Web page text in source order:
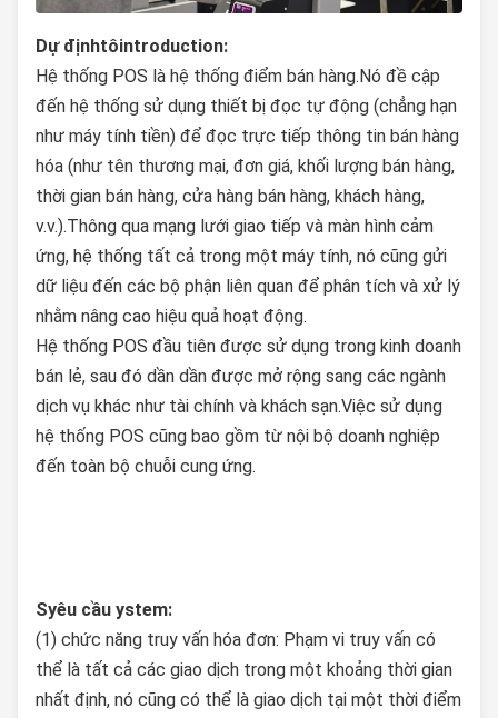
Dự địnhtôintroduction:
Hệ thống POS là hệ thống điểm bán hàng.Nó đề cập
đến hệ thống sử dụng thiết bị đọc tự động (chẳng hạn
như máy tính tiền) để đọc trực tiếp thông tin bán hàng
hóa (như tên thương mại, đơn giá, khối lượng bán hàng,
thời gian bán hàng, cửa hàng bán hàng, khách hàng,
v.v.).Thông qua mạng lưới giao tiếp và màn hình cảm
ứng, hệ thống tất cả trong một máy tính, nó cũng gửi
dữ liệu đến các bộ phận liên quan để phân tích và xử lý
nhằm nâng cao hiệu quả hoạt động.
Hệ thống POS đầu tiên được sử dụng trong kinh doanh
bán lẻ, sau đó dần dần được mở rộng sang các ngành
dịch vụ khác như tài chính và khách sạn.Việc sử dụng
hệ thống POS cũng bao gồm từ nội bộ doanh nghiệp
đến toàn bộ chuỗi cung ứng.
Syêu cầu ystem:
(1) chức năng truy vấn hóa đơn: Phạm vi truy vấn có
thể là tất cả các giao dịch trong một khoảng thời gian
nhất định, nó cũng có thể là giao dịch tại một thời điểm